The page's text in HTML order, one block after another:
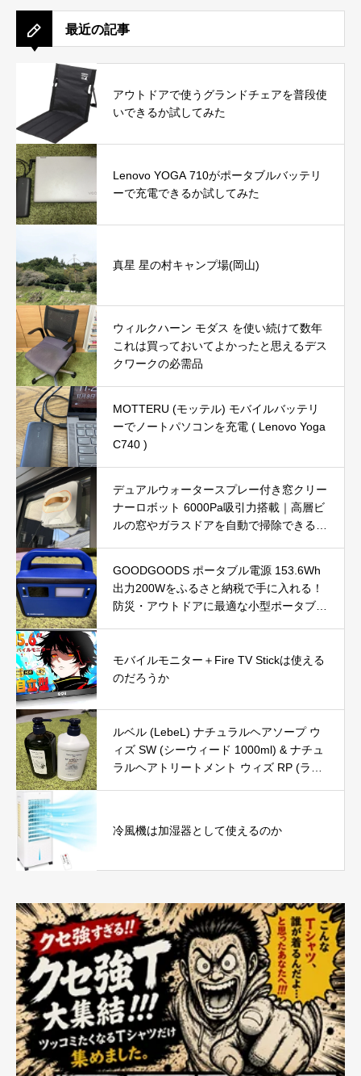
最近の記事
アウトドアで使うグランドチェアを普段使
いできるか試してみた
Lenovo YOGA 710がポータブルバッテリ
ーで充電できるか試してみた
真星 星の村キャンプ場(岡山)
ウィルクハーン モダス を使い続けて数年
これは買っておいてよかったと思えるデス
クワークの必需品
MOTTERU (モッテル) モバイルバッテリ
ーでノートパソコンを充電 ( Lenovo Yoga
C740 )
デュアルウォータースプレー付き窓クリー
ナーロボット 6000Pa吸引力搭載｜高層ビ
ルの窓やガラスドアを自動で掃除できる窓
GOODGOODS ポータブル電源 153.6Wh
出力200Wをふるさと納税で手に入れる！
防災・アウトドアに最適な小型ポータブル
モバイルモニター＋Fire TV Stickは使える
のだろうか
ルベル (LebeL) ナチュラルヘアソープ ウ
ィズ SW (シーウィード 1000ml) & ナチュ
ラルヘアトリートメント ウィズ RP (ライ
冷風機は加湿器として使えるのか